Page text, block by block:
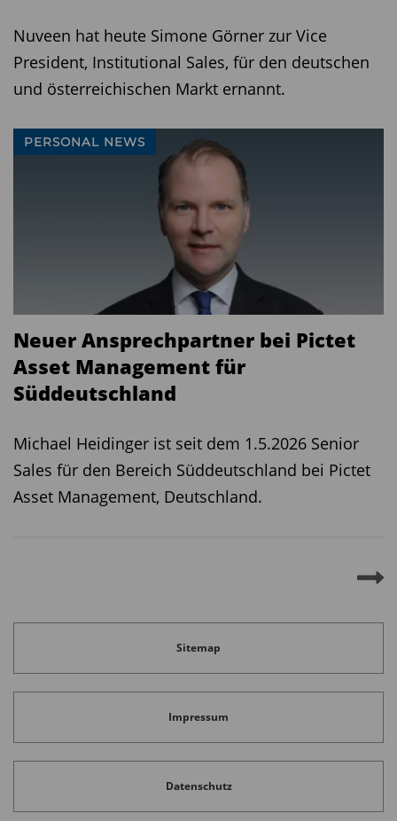
Nuveen hat heute Simone Görner zur Vice
President, Institutional Sales, für den deutschen
und österreichischen Markt ernannt.
PERSONAL NEWS
Neuer Ansprechpartner bei Pictet
Asset Management für
Süddeutschland
Michael Heidinger ist seit dem 1.5.2026 Senior
Sales für den Bereich Süddeutschland bei Pictet
Asset Management, Deutschland.
Sitemap
Impressum
Datenschutz